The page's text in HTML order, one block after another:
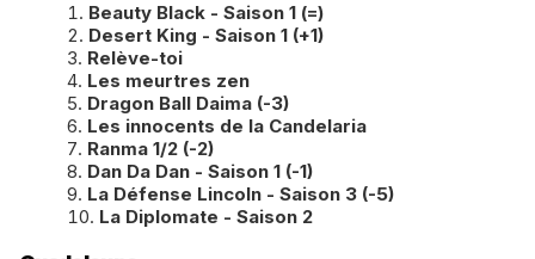
Beauty Black - Saison 1 (=)
Desert King - Saison 1 (+1)
Relève-toi
Les meurtres zen
Dragon Ball Daima (-3)
Les innocents de la Candelaria
Ranma 1/2 (-2)
Dan Da Dan - Saison 1 (-1)
La Défense Lincoln - Saison 3 (-5)
La Diplomate - Saison 2